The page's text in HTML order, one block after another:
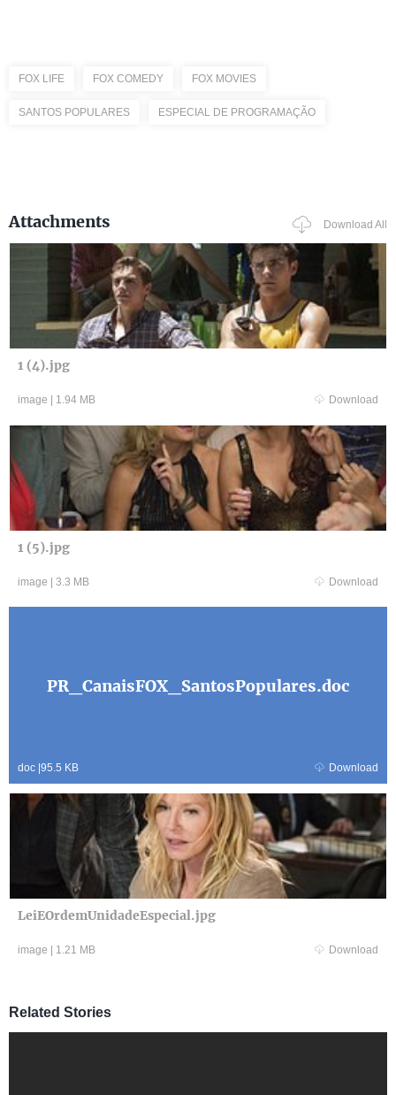
FOX LIFE FOX COMEDY FOX MOVIES
SANTOS POPULARES ESPECIAL DE PROGRAMAÇÃO
Attachments Download All
1 (4).jpg
image | 1.94 MB Download
1 (5).jpg
image | 3.3 MB Download
PR_CanaisFOX_SantosPopulares.doc
doc |95.5 KB Download
LeiEOrdemUnidadeEspecial.jpg
image | 1.21 MB Download
Related Stories